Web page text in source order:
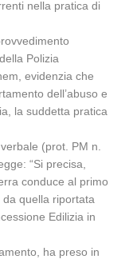
nella pratica di
Polizia
evidenzia che
dell’abuso e
la suddetta pratica
(prot. PM n.
“Si precisa,
conduce al primo
quella riportata
Edilizia in
ha preso in